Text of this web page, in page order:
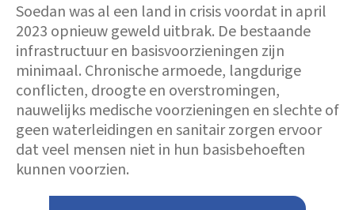
Soedan was al een land in crisis voordat in april
2023 opnieuw geweld uitbrak. De bestaande
infrastructuur en basisvoorzieningen zijn
minimaal. Chronische armoede, langdurige
conflicten, droogte en overstromingen,
nauwelijks medische voorzieningen en slechte of
geen waterleidingen en sanitair zorgen ervoor
dat veel mensen niet in hun basisbehoeften
kunnen voorzien.